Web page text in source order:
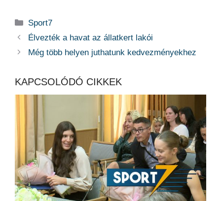
Kategória
Sport7
Élvezték a havat az állatkert lakói
Még több helyen juthatunk kedvezményekhez
KAPCSOLÓDÓ CIKKEK